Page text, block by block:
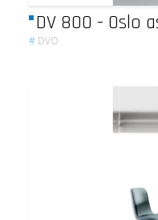
DV 800 - Oslo
# DVO